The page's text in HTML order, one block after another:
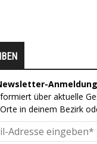
über aktuelle
in deinem Bezirk